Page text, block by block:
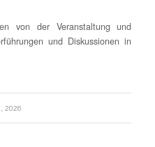
von der Veranstaltung und
und Diskussionen in
2026